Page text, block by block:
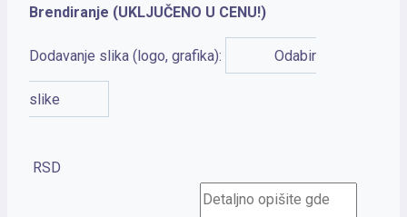
Brendiranje (UKLJUČENO U CENU!)
Dodavanje slika (logo, grafika): Odabir
slike
RSD